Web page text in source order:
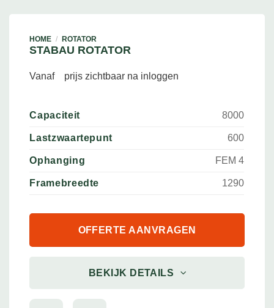
HOME / ROTATOR
STABAU ROTATOR
Vanaf prijs zichtbaar na inloggen
Capaciteit 8000
Lastzwaartepunt 600
Ophanging FEM 4
Framebreedte 1290
OFFERTE AANVRAGEN
BEKIJK DETAILS